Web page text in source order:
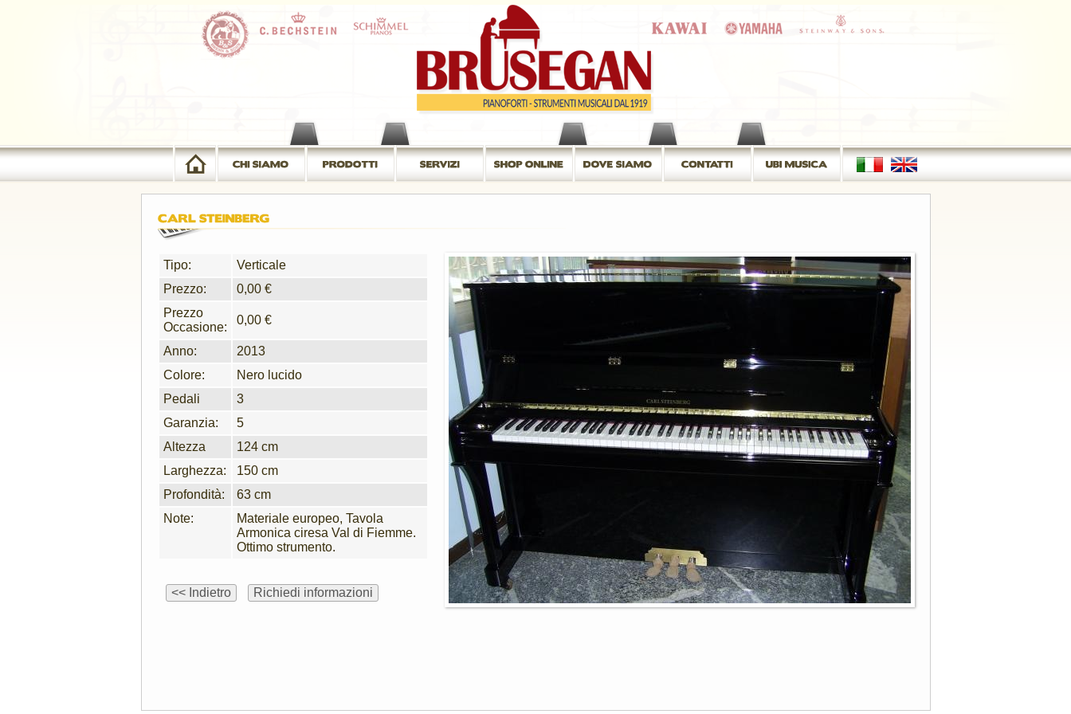
Tipo:
Verticale
Prezzo:
0,00 €
Prezzo
Occasione:
0,00 €
Anno:
2013
Colore:
Nero lucido
Pedali
3
Garanzia:
5
Altezza
124 cm
Larghezza:
150 cm
Profondità:
63 cm
Note:
Materiale europeo, Tavola
Armonica ciresa Val di Fiemme.
Ottimo strumento.